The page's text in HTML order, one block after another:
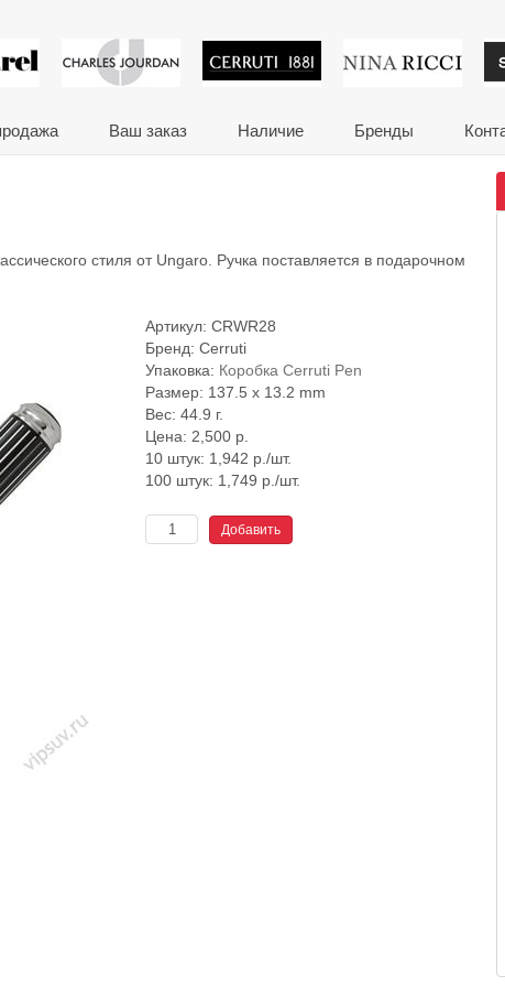
и
Ваш заказ Наличие Бренды
стиля от Ungaro. Ручка поставляется в подарочном
Артикул: CRWR28
Бренд: Cerruti
Упаковка: Коробка Cerruti Pen
Размер: 137.5 x 13.2 mm
Вес: 44.9 г.
Цена: 2,500 р.
10 штук: 1,942 р./шт.
100 штук: 1,749 р./шт.